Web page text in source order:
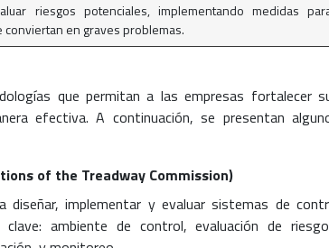
riesgos potenciales, implementando medidas
en graves problemas.
que permitan a las empresas fortalecer
efectiva. A continuación, se presentan
of the Treadway Commission)
diseñar, implementar y evaluar sistemas de
ambiente de control, evaluación de